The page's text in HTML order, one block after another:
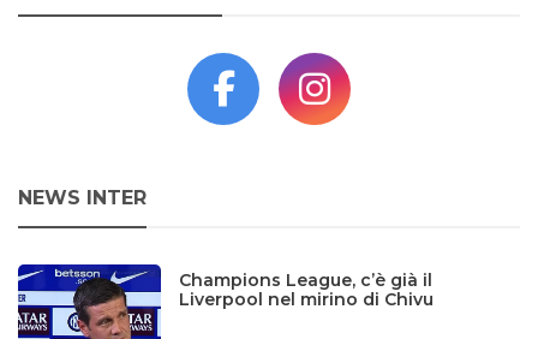
NEWS INTER
Champions League, c’è già il
Liverpool nel mirino di Chivu